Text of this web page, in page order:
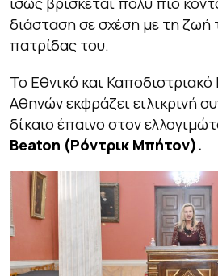
διάσταση σε σχέση με τη
πατρίδας του.
Το Εθνικό και
Αθηνών εκφράζει ειλικρινή
δίκαιο έπαινο στον
Beaton (Ρόντρικ Μπήτον).